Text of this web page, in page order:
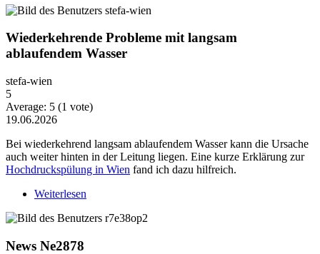
Wiederkehrende Probleme mit langsam
ablaufendem Wasser
stefa-wien
5
Average: 5 (1 vote)
19.06.2026
Bei wiederkehrend langsam ablaufendem Wasser kann die Ursache
auch weiter hinten in der Leitung liegen. Eine kurze Erklärung zur
Hochdruckspülung in Wien fand ich dazu hilfreich.
Weiterlesen
News Ne2878